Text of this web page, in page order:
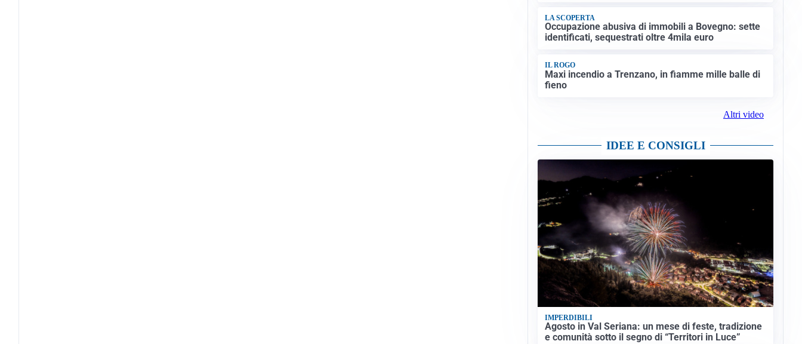
LA SCOPERTA
Occupazione abusiva di immobili a Bovegno: sette
identificati, sequestrati oltre 4mila euro
IL ROGO
Maxi incendio a Trenzano, in fiamme mille balle di
fieno
Altri video
IDEE E CONSIGLI
IMPERDIBILI
Agosto in Val Seriana: un mese di feste, tradizione
e comunità sotto il segno di “Territori in Luce”